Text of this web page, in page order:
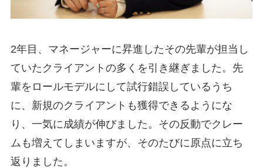
2年目、マネージャーに昇進したその先輩が担当し
ていたクライアントの多くを引き継ぎました。先
輩をロールモデルにして試行錯誤しているうち
に、新規のクライアントも獲得できるようにな
り、一気に成績が伸びました。その反動でクレー
ムも増えてしまいますが、そのたびに原点に立ち
返りました。